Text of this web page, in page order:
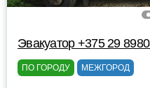
Эвакуатор +375 29
ПО ГОРОДУ МЕЖГОРОД